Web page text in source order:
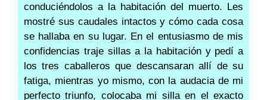
conduciéndolos a la habitación del muerto. Les
mostré sus caudales intactos y cómo cada cosa
se hallaba en su lugar. En el entusiasmo de mis
confidencias traje sillas a la habitación y pedí a
los tres caballeros que descansaran allí de su
fatiga, mientras yo mismo, con la audacia de mi
perfecto triunfo, colocaba mi silla en el exacto